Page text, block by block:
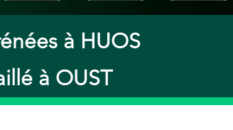
à HUOS
à OUST